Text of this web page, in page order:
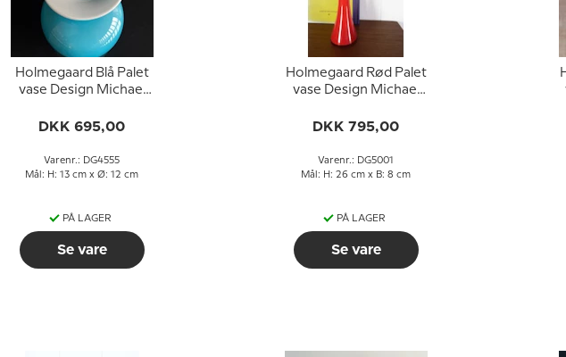
Holmegaard Blå Palet
vase Design Michael
DKK 695,00
Varenr.: DG4555
Mål: H: 13 cm x Ø: 12 cm
PÅ LAGER
Se vare
Holmegaard Rød Palet
vase Design Michael
DKK 795,00
Varenr.: DG5001
Mål: H: 26 cm x B: 8 cm
PÅ LAGER
Se vare